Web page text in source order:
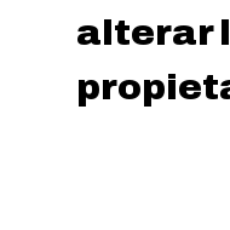
alterar